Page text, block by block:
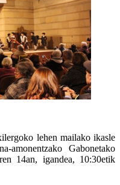
lehen mailako ikasle
amonentzako Gabonetako
14an, igandea, 10:30etik